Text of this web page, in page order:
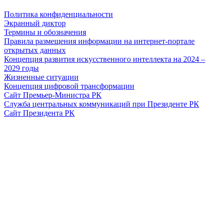
Политика конфиденциальности
Экранный диктор
Термины и обозначения
Правила размещения информации на интернет-портале
открытых данных
Концепция развития искусственного интеллекта на 2024 –
2029 годы
Жизненные ситуации
Концепция цифровой трансформации
Сайт Премьер-Министра РК
Служба центральных коммуникаций при Президенте РК
Сайт Президента РК